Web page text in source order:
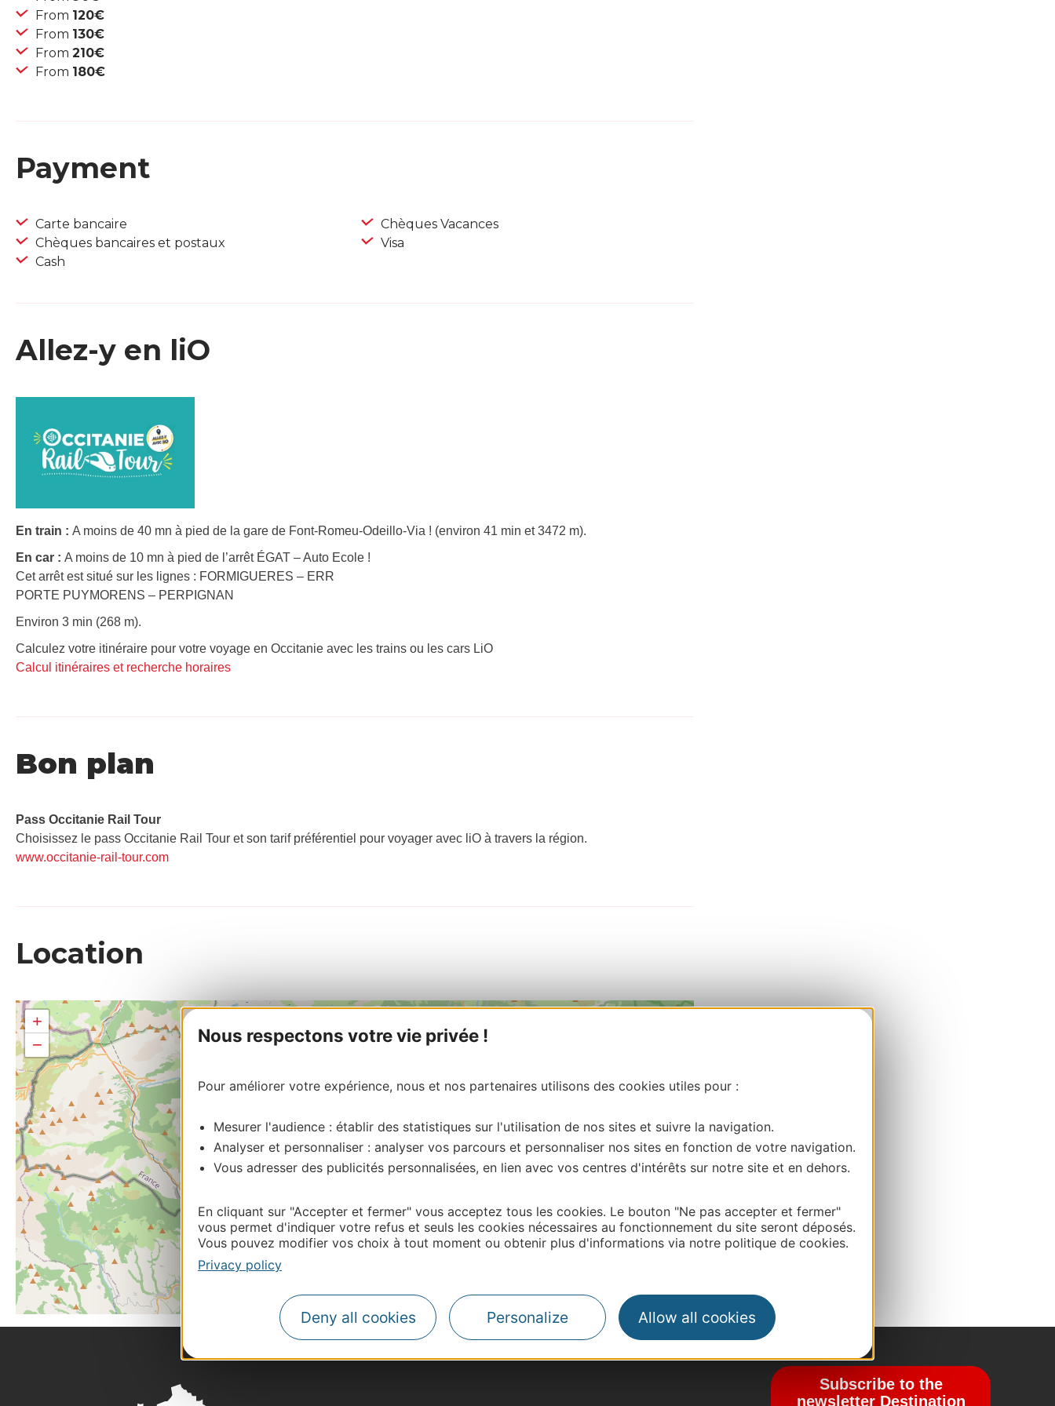
Nous respectons votre vie privée !
Pour améliorer votre expérience, nous et nos partenaires utilisons des cookies utiles pour :
Mesurer l'audience : établir des statistiques sur l'utilisation de nos sites et suivre la navigation.
Analyser et personnaliser : analyser vos parcours et personnaliser nos sites en fonction de votre navigation.
Vous adresser des publicités personnalisées, en lien avec vos centres d'intérêts sur notre site et en dehors.
En cliquant sur "Accepter et fermer" vous acceptez tous les cookies. Le bouton "Ne pas accepter et fermer"
vous permet d'indiquer votre refus et seuls les cookies nécessaires au fonctionnement du site seront déposés.
Vous pouvez modifier vos choix à tout moment ou obtenir plus d'informations via notre politique de cookies.
Privacy policy
Deny all cookies Personalize Allow all cookies
From 120€
From 130€
From 210€
From 180€
Payment
Carte bancaire
Chèques bancaires et postaux
Cash
Chèques Vacances
Visa
Allez-y en liO
En train : A moins de 40 mn à pied de la gare de Font-Romeu-Odeillo-Via ! (environ 41 min et 3472 m).
En car : A moins de 10 mn à pied de l’arrêt ÉGAT – Auto Ecole !
Cet arrêt est situé sur les lignes : FORMIGUERES – ERR
PORTE PUYMORENS – PERPIGNAN
Environ 3 min (268 m).
Calculez votre itinéraire pour votre voyage en Occitanie avec les trains ou les cars LiO
Calcul itinéraires et recherche horaires
Bon plan
Pass Occitanie Rail Tour​
Choisissez le pass Occitanie Rail Tour et son tarif préférentiel pour voyager avec liO à travers la région.
www.occitanie-rail-tour.com
Location
+
−
OpenStreetMap contributors
Subscribe to the
newsletter Destination